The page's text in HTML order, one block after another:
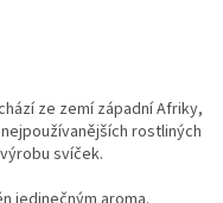
ze zemí západní Afriky,
rostliných
svíček.